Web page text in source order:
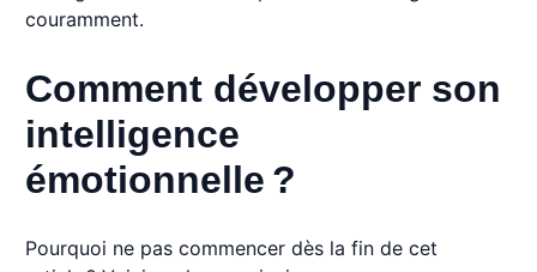
couramment.
Comment développer son
intelligence
émotionnelle ?
Pourquoi ne pas commencer dès la fin de cet